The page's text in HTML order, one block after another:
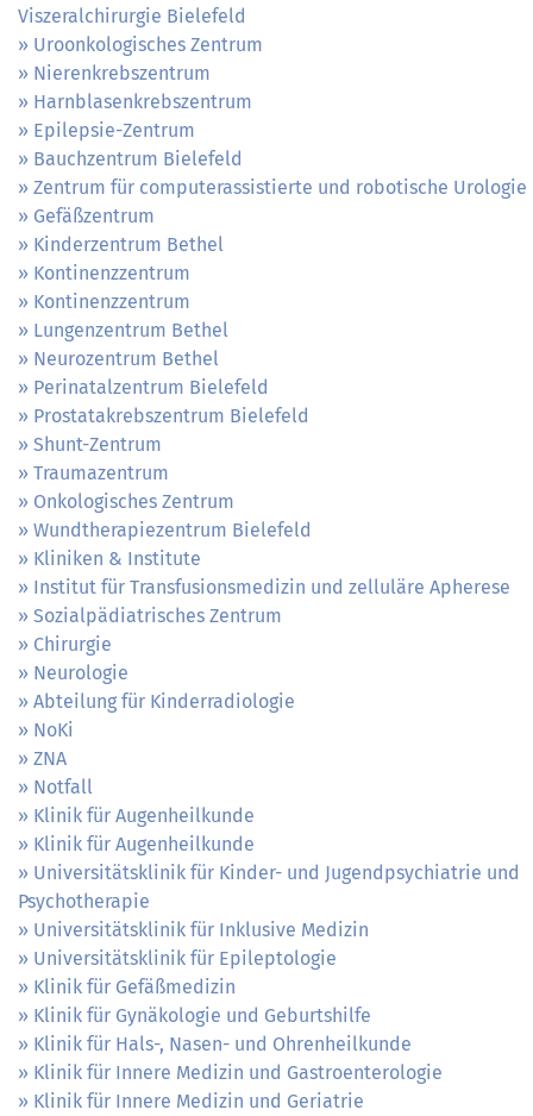
Viszeralchirurgie Bielefeld
Uroonkologisches Zentrum
Nierenkrebszentrum
Harnblasenkrebszentrum
Epilepsie-Zentrum
Bauchzentrum Bielefeld
Zentrum für computerassistierte und robotische Urologie
Gefäßzentrum
Kinderzentrum Bethel
Kontinenzzentrum
Kontinenzzentrum
Lungenzentrum Bethel
Neurozentrum Bethel
Perinatalzentrum Bielefeld
Prostatakrebszentrum Bielefeld
Shunt-Zentrum
Traumazentrum
Onkologisches Zentrum
Wundtherapiezentrum Bielefeld
Kliniken & Institute
Institut für Transfusionsmedizin und zelluläre Apherese
Sozialpädiatrisches Zentrum
Chirurgie
Neurologie
Abteilung für Kinderradiologie
NoKi
ZNA
Notfall
Klinik für Augenheilkunde
Klinik für Augenheilkunde
Universitätsklinik für Kinder- und Jugendpsychiatrie und
Psychotherapie
Universitätsklinik für Inklusive Medizin
Universitätsklinik für Epileptologie
Klinik für Gefäßmedizin
Klinik für Gynäkologie und Geburtshilfe
Klinik für Hals-, Nasen- und Ohrenheilkunde
Klinik für Innere Medizin und Gastroenterologie
Klinik für Innere Medizin und Geriatrie